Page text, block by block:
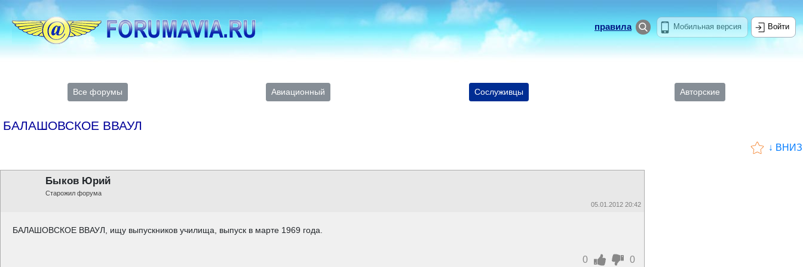
Мобильная версия
правила Войти
Все форумы Авиационный Сослуживцы Авторские
БАЛАШОВСКОЕ ВВАУЛ
↓ ВНИЗ
Быков Юрий
Старожил форума
05.01.2012 20:42
БАЛАШОВСКОЕ ВВАУЛ, ищу выпускников училища, выпуск в марте 1969 года.
0 0